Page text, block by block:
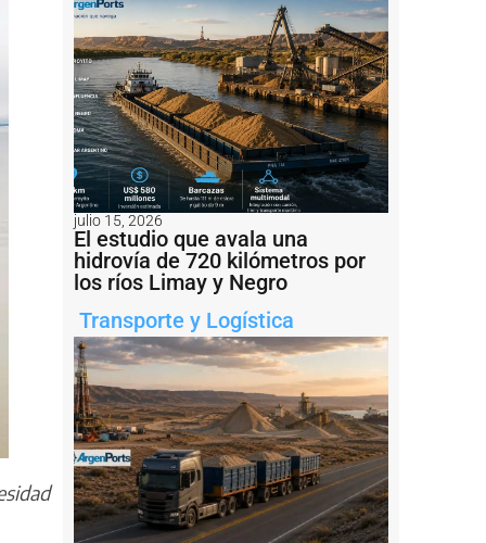
julio 15, 2026
El estudio que avala una
hidrovía de 720 kilómetros por
los ríos Limay y Negro
Transporte y Logística